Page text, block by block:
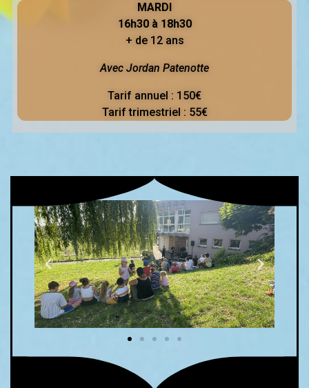
MARDI
16h30 à 18h30
+ de 12 ans
Avec Jordan Patenotte
Tarif annuel : 150€
Tarif trimestriel : 55€